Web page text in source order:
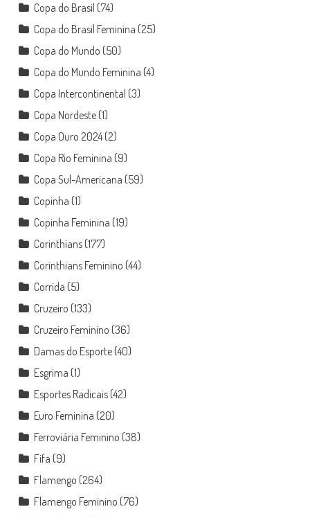
Copa do Brasil (74)
Copa do Brasil Feminina (25)
Copa do Mundo (50)
Copa do Mundo Feminina (4)
Copa Intercontinental (3)
Copa Nordeste(1)
Copa Ouro 2024(2)
Copa Rio Feminina (9)
Copa Sul-Americana (59)
Copinha (1)
Copinha Feminina (19)
Corinthians(177)
Corinthians Feminino (44)
Corrida (5)
Cruzeiro (133)
Cruzeiro Feminino (36)
Damas do Esporte(40)
Esgrima (1)
Esportes Radicais(42)
Euro Feminina (20)
Ferroviária Feminino (38)
Fifa (9)
Flamengo (264)
Flamengo Feminino (76)